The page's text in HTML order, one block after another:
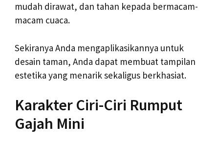
mudah dirawat, dan tahan kepada bermacam-
macam cuaca.
Sekiranya Anda mengaplikasikannya untuk
desain taman, Anda dapat membuat tampilan
estetika yang menarik sekaligus berkhasiat.
Karakter Ciri-Ciri Rumput
Gajah Mini